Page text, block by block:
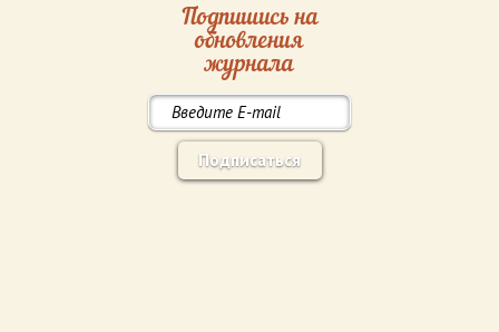
Подпишись на
обновления
журнала
Подписаться